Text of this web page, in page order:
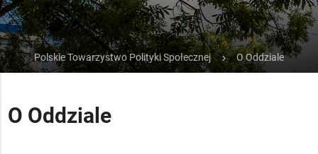
Polskie Towarzystwo Polityki Społecznej O Oddziale
O Oddziale